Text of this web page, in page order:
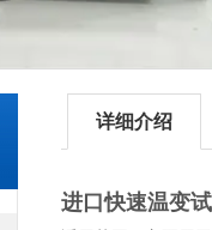
详细介绍
进口快速温变